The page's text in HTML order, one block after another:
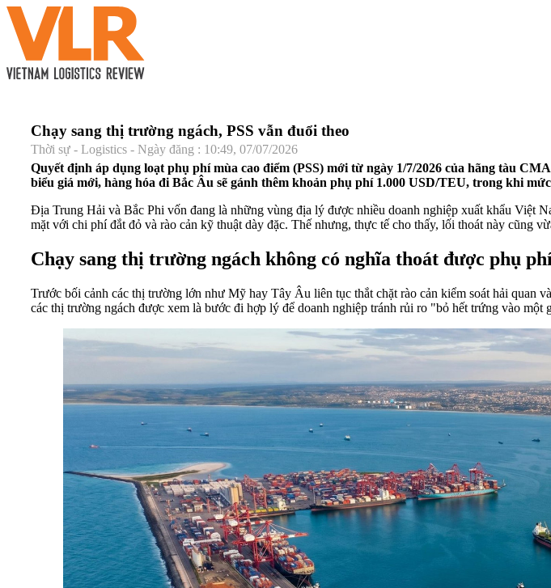
Chạy sang thị trường ngách, PSS vẫn đuổi theo
Thời sự - Logistics - Ngày đăng : 10:49, 07/07/2026
Quyết định áp dụng loạt phụ phí mùa cao điểm (PSS) mới từ ngày 1/7/2026 của hãng tàu
biểu giá mới, hàng hóa đi Bắc Âu sẽ gánh thêm khoản phụ phí 1.000 USD/TEU, trong khi
Địa Trung Hải và Bắc Phi vốn đang là những vùng địa lý được nhiều doanh nghiệp xuất khẩu Việt
mặt với chi phí đắt đỏ và rào cản kỹ thuật dày đặc. Thế nhưng, thực tế cho thấy, lối thoát này cũng
Chạy sang thị trường ngách không có nghĩa thoát được phụ
Trước bối cảnh các thị trường lớn như Mỹ hay Tây Âu liên tục thắt chặt rào cản kiểm soát hải quan
các thị trường ngách được xem là bước đi hợp lý để doanh nghiệp tránh rủi ro "bỏ hết trứng vào một